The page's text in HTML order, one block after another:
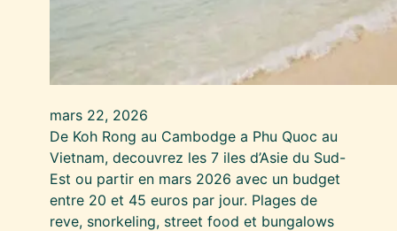
mars 22, 2026
De Koh Rong au Cambodge a Phu Quoc au
Vietnam, decouvrez les 7 iles d’Asie du Sud-
Est ou partir en mars 2026 avec un budget
entre 20 et 45 euros par jour. Plages de
reve, snorkeling, street food et bungalows